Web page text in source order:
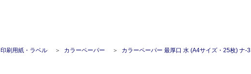
印刷用紙・ラベル カラーペーパー カラーペーパー 最厚口 水 (A4サイズ・25枚) ナ-3510